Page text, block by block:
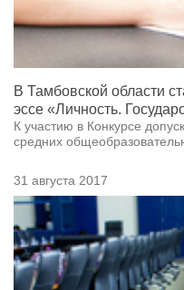
В Тамбовской области
эссе «Личность.
К участию в Конкурсе
средних
31 августа 2017